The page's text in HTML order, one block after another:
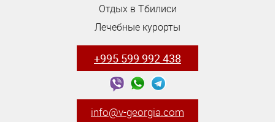
Отдых в Тбилиси
Лечебные курорты
+995 599 992 438
info@v-georgia.com